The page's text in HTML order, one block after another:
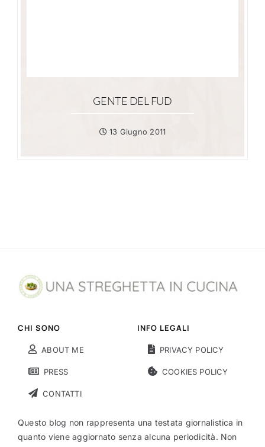
GENTE DEL FUD
13 Giugno 2011
CHI SONO
ABOUT ME
PRESS
CONTATTI
INFO LEGALI
PRIVACY POLICY
COOKIES POLICY
Questo blog non rappresenta una testata giornalistica in
quanto viene aggiornato senza alcuna periodicità. Non